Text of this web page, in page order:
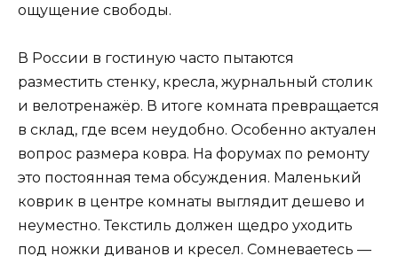
ощущение свободы.
В России в гостиную часто пытаются
разместить стенку, кресла, журнальный столик
и велотренажёр. В итоге комната превращается
в склад, где всем неудобно. Особенно актуален
вопрос размера ковра. На форумах по ремонту
это постоянная тема обсуждения. Маленький
коврик в центре комнаты выглядит дешево и
неуместно. Текстиль должен щедро уходить
под ножки диванов и кресел. Сомневаетесь —